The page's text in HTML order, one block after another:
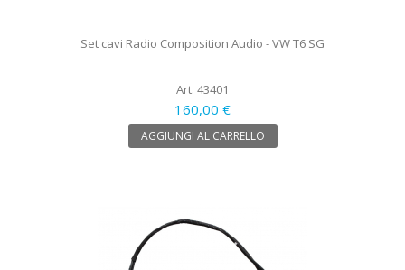
Set cavi Radio Composition Audio - VW T6 SG
Art. 43401
160,00 €
AGGIUNGI AL CARRELLO